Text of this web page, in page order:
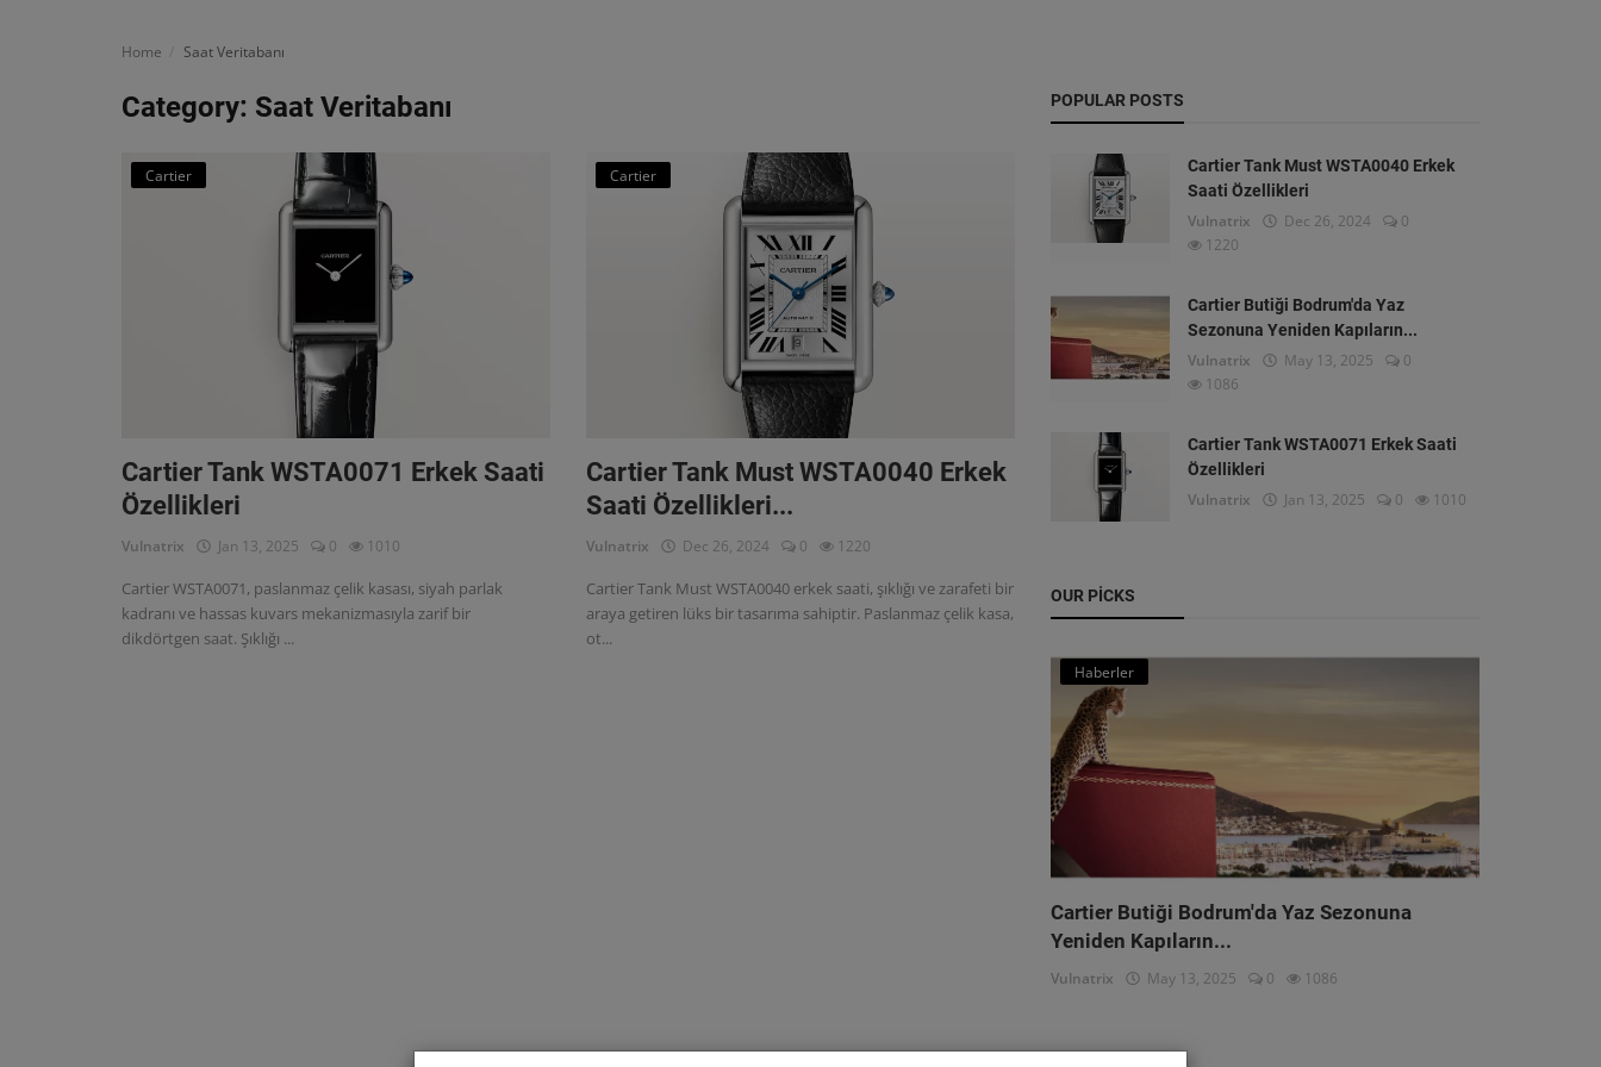
Home Saat Veritabanı
Category: Saat Veritabanı
Cartier
Cartier Tank WSTA0071 Erkek Saati
Özellikleri
Vulnatrix Jan 13, 2025 0 1010
Cartier WSTA0071, paslanmaz çelik kasası, siyah parlak
kadranı ve hassas kuvars mekanizmasıyla zarif bir
dikdörtgen saat. Şıklığı ...
Cartier
Cartier Tank Must WSTA0040 Erkek
Saati Özellikleri...
Vulnatrix Dec 26, 2024 0 1220
Cartier Tank Must WSTA0040 erkek saati, şıklığı ve zarafeti bir
araya getiren lüks bir tasarıma sahiptir. Paslanmaz çelik kasa,
ot...
POPULAR POSTS
Cartier Tank Must WSTA0040 Erkek
Saati Özellikleri
Vulnatrix Dec 26, 2024
0
1220
Cartier Butiği Bodrum'da Yaz
Sezonuna Yeniden Kapıların...
Vulnatrix May 13, 2025
0
1086
Cartier Tank WSTA0071 Erkek Saati
Özellikleri
Vulnatrix Jan 13, 2025 0 1010
OUR PICKS
Haberler
Cartier Butiği Bodrum'da Yaz Sezonuna
Yeniden Kapıların...
Vulnatrix May 13, 2025 0 1086